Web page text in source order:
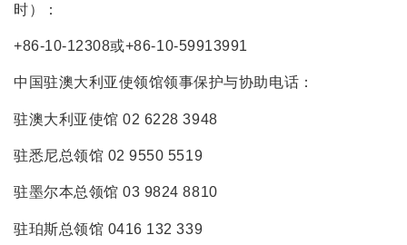
时）：
+86-10-12308或+86-10-59913991
中国驻澳大利亚使领馆领事保护与协助电话：
驻澳大利亚使馆 02 6228 3948
驻悉尼总领馆 02 9550 5519
驻墨尔本总领馆 03 9824 8810
驻珀斯总领馆 0416 132 339